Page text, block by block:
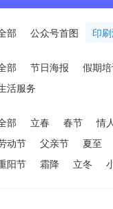
部 公众号首图 印
部 节日海报
假期
活服务
部 立春 春节
情
动节
父亲节
夏至
阳节
霜降 立冬